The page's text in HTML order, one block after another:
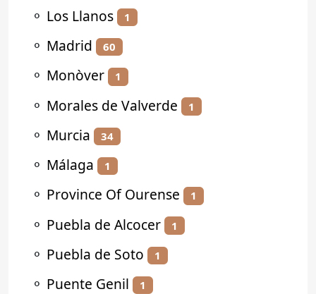
⚬ Los Llanos 1
⚬ Madrid 60
⚬ Monòver 1
⚬ Morales de Valverde 1
⚬ Murcia 34
⚬ Málaga 1
⚬ Province Of Ourense 1
⚬ Puebla de Alcocer 1
⚬ Puebla de Soto 1
⚬ Puente Genil 1